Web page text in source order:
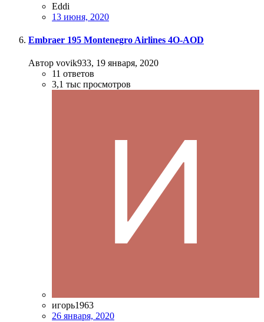
Eddi
13 июня, 2020
Embraer 195 Montenegro Airlines 4O-AOD
Автор vovik933, 19 января, 2020
11 ответов
3,1 тыс просмотров
игорь1963
26 января, 2020